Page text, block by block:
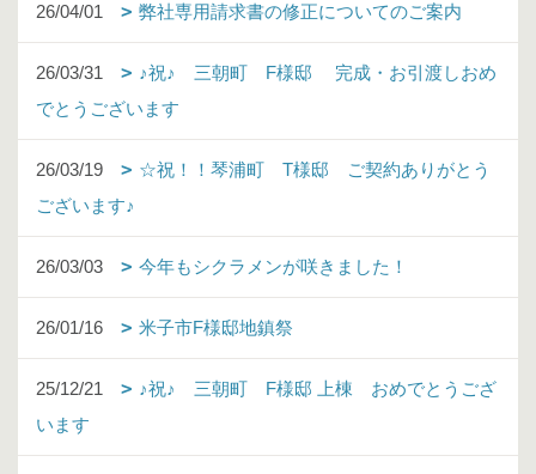
26/04/01 弊社専用請求書の修正についてのご案内
26/03/31
♪祝♪ 三朝町 F様邸 完成・お引渡しおめ
でとうございます
26/03/19
☆祝！！琴浦町 T様邸 ご契約ありがとう
ございます♪
26/03/03 今年もシクラメンが咲きました！
26/01/16 米子市F様邸地鎮祭
25/12/21
♪祝♪ 三朝町 F様邸 上棟 おめでとうござ
います